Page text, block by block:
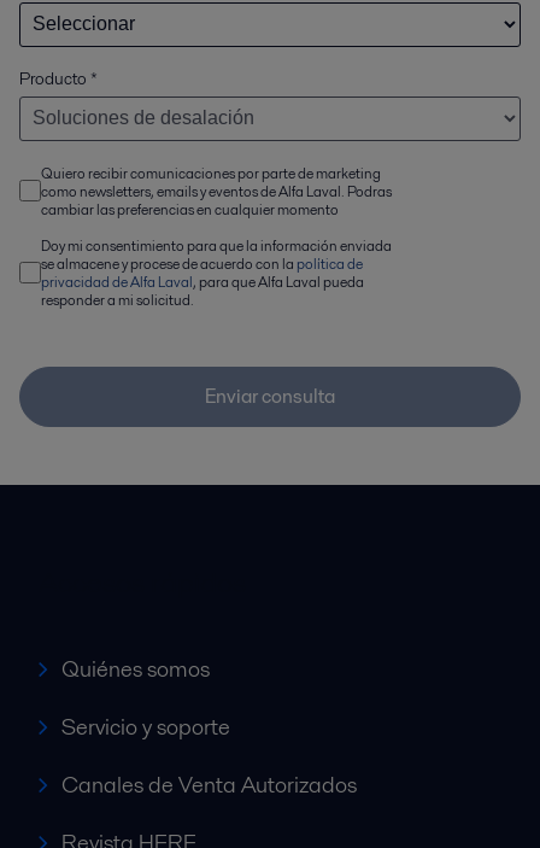
Producto *
Quiero recibir comunicaciones por parte de marketing
como newsletters, emails y eventos de Alfa Laval. Podras
cambiar las preferencias en cualquier momento
Doy mi consentimiento para que la información enviada
se almacene y procese de acuerdo con la política de
privacidad de Alfa Laval, para que Alfa Laval pueda
responder a mi solicitud.
Enviar consulta
Quiénes somos
Servicio y soporte
Canales de Venta Autorizados